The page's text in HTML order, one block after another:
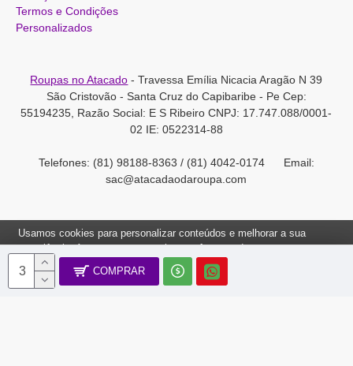
COMPRAR
Termos e Condições
Personalizados
Roupas no Atacado - Travessa Emília Nicacia Aragão N 39
São Cristovão - Santa Cruz do Capibaribe - Pe Cep:
55194235, Razão Social: E S Ribeiro CNPJ: 17.747.088/0001-
02 IE: 0522314-88
Telefones: (81) 98188-8363 / (81) 4042-0174 Email:
sac@atacadaodaroupa.com
Roupas no Atacado 2012-2022, Todos os direitos reservados.
Usamos cookies para personalizar conteúdos e melhorar a sua
experiência. Ao navegar neste site, você concorda com a nossa
Política de Cookies.